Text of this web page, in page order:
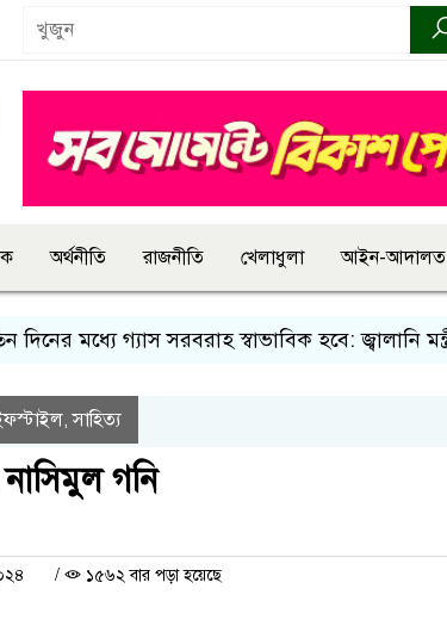
অর্থনীতি রাজনীতি খেলাধুলা আইন-আদালত
মধ্যে গ্যাস সরবরাহ স্বাভাবিক হবে: জ্বালানি মন্ত্রী
,সাহিত্য
নাসিমুল গনি
/ ১৫৬২ বার পড়া হয়েছে